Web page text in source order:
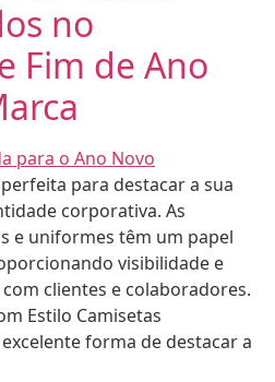
no
Fim de Ano
para destacar a sua
corporativa. As
e uniformes têm um papel
visibilidade e
clientes e colaboradores.
Estilo Camisetas
forma de destacar a